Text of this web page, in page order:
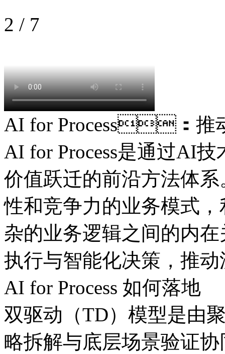
2 / 7
AI for Process：推
AI for Process是通过AI技
价值跃迁的前沿方法体
性和竞争力的业务模式
杂的业务逻辑之间的内在
执行与智能化决策，
AI for Process 如何落地
双驱动（TD）模型是由聚
略拆解与底层场景验证协